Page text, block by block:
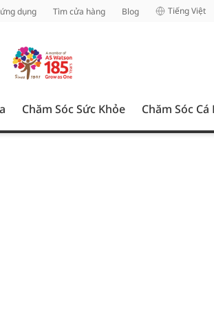
dụng Tìm cửa hàng Blog Tiếng Việt
Chăm Sóc Sức Khỏe Chăm Sóc Cá